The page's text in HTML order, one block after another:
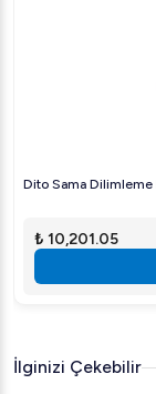
mutfağınızda
220-
elektrik
hizmetleri gibi
personelin
olur.
kısa sürede
₺ 10,201.05
İlginizi Çekebilir